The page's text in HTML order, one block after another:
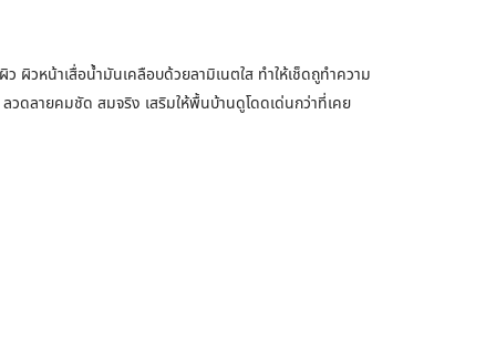
ผิวหน้าเสื่อน้ำมันเคลือบด้วยลามิเนตใส ทำให้เช็ดถูทำความ
ดลายคมชัด สมจริง เสริมให้พื้นบ้านดูโดดเด่นกว่าที่เคย